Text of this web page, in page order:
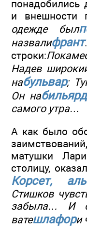
понадобились
и внешности
одежде был
назвалифрант
строки:
Надев
набульвар;
Он на
самого утра…
А как было
матушки
столицу,
Корсет,
Стишков
забыла… И
ватешлафори